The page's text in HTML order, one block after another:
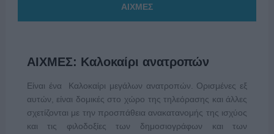
ΑΙΧΜΕΣ
ΑΙΧΜΕΣ: Καλοκαίρι ανατροπών
Είναι ένα Καλοκαίρι μεγάλων ανατροπών. Ορισμένες εξ
αυτών, είναι δομικές στο χώρο της τηλεόρασης και άλλες
σχετίζονται με την προσπάθεια ανακατανομής της ισχύος
και τις φιλοδοξίες των δημοσιογράφων και των